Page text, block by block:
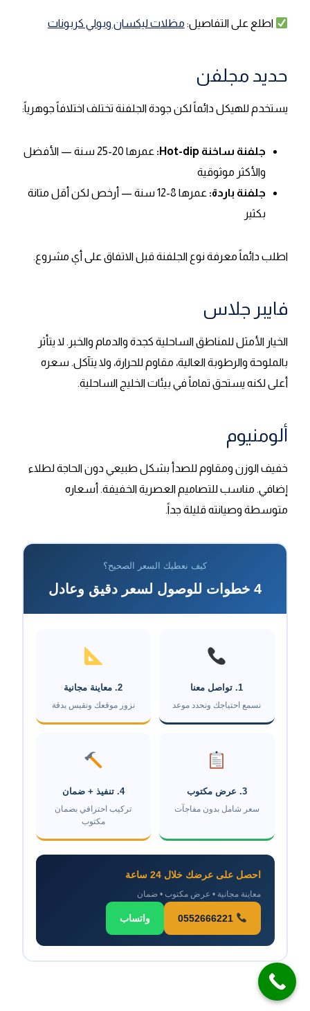
اطلع على التفاصيل: مظلات ليكسان وبولي كربونات
حديد مجلفن
يستخدم للهيكل دائماً لكن جودة الجلفنة تختلف اختلافاً جوهرياً:
جلفنة ساخنة Hot-dip:
عمرها 20-25 سنة — الأفضل
والأكثر موثوقية
جلفنة باردة:
عمرها 8-12 سنة — أرخص لكن أقل متانة
بكثير
اطلب دائماً معرفة نوع الجلفنة قبل الاتفاق على أي مشروع.
فايبر جلاس
الخيار الأمثل للمناطق الساحلية كجدة والدمام والخبر. لا يتأثر
بالملوحة والرطوبة العالية، مقاوم للحرارة، ولا يتآكل. سعره
أعلى لكنه يستحق تماماً في بيئات الخليج الساحلية.
ألومنيوم
خفيف الوزن ومقاوم للصدأ بشكل طبيعي دون الحاجة لطلاء
إضافي. مناسب للتصاميم العصرية الخفيفة. أسعاره
متوسطة وصيانته قليلة جداً.
كيف نعطيك السعر الصحيح؟
4 خطوات للوصول لسعر دقيق وعادل
1. تواصل معنا
نسمع احتياجك ونحدد موعد
2. معاينة مجانية
نزور موقعك ونقيس بدقة
3. عرض مكتوب
سعر شامل بدون مفاجآت
4. تنفيذ + ضمان
تركيب احترافي بضمان
مكتوب
احصل على عرضك خلال 24 ساعة
معاينة مجانية • عرض مكتوب • ضمان
0552666221 واتساب